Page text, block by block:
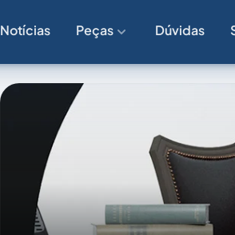
Notícias Peças Dúvidas